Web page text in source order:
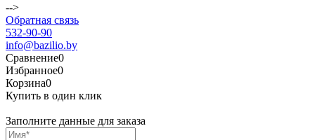
-->
Обратная связь
532-90-90
info@bazilio.by
Сравнение0
Избранное0
Корзина0
Купить в один клик
Заполните данные для заказа